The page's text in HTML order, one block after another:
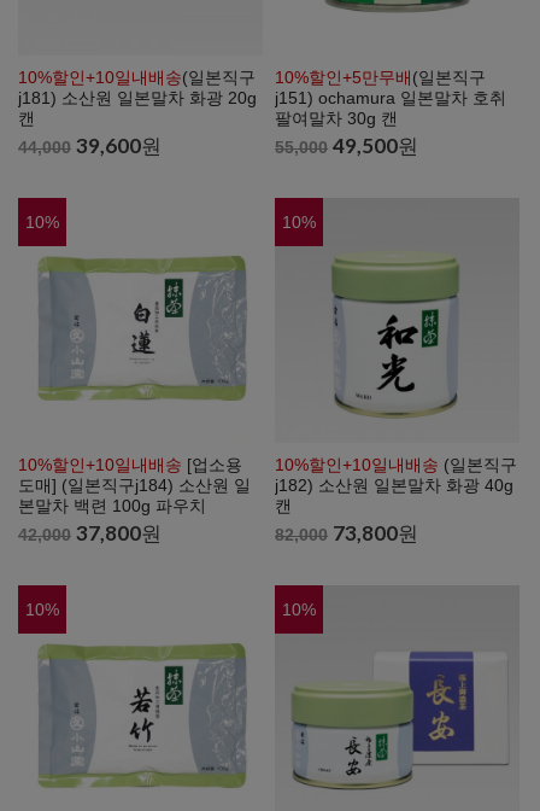
10%할인+10일내배송(일본직구
j181) 소산원 일본말차 화광 20g
캔
44,000 39,600원
10%할인+5만무배(일본직구
j151) ochamura 일본말차 호취
팔여말차 30g 캔
55,000 49,500원
10%
10%할인+10일내배송 [업소용
도매] (일본직구j184) 소산원 일
본말차 백련 100g 파우치
42,000 37,800원
10%
10%할인+10일내배송 (일본직구
j182) 소산원 일본말차 화광 40g
캔
82,000 73,800원
10% 10%